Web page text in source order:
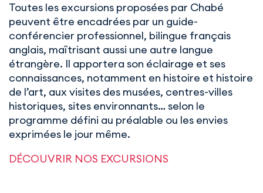
Toutes les excursions proposées par Chabé
peuvent être encadrées par un guide-
conférencier professionnel, bilingue français
anglais, maîtrisant aussi une autre langue
étrangère. Il apportera son éclairage et ses
connaissances, notamment en histoire et histoire
de l’art, aux visites des musées, centres-villes
historiques, sites environnants… selon le
programme défini au préalable ou les envies
exprimées le jour même.
DÉCOUVRIR NOS EXCURSIONS